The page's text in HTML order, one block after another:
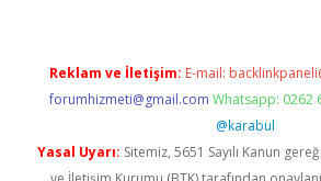
Reklam ve İletişim: E-mail:
forumhizmeti@gmail.com Whatsapp: 0262
@karabul
Yasal Uyarı: Sitemiz, 5651 Sayılı Kanun